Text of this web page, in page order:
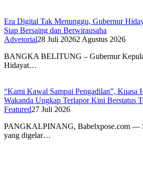
Era Digital Tak Menunggu, Gubernur
Siap Bersaing dan Berwirausaha
Advetorial28 Juli 20262 Agustus 2026
BANGKA BELITUNG – Gubernur
Hidayat…
“Kami Kawal Sampai Pengadilan”, Kuasa
Wakanda Ungkap Terlapor Kini Berstatus
Featured27 Juli 2026
PANGKALPINANG, Babelxpose.com —
yang digelar…